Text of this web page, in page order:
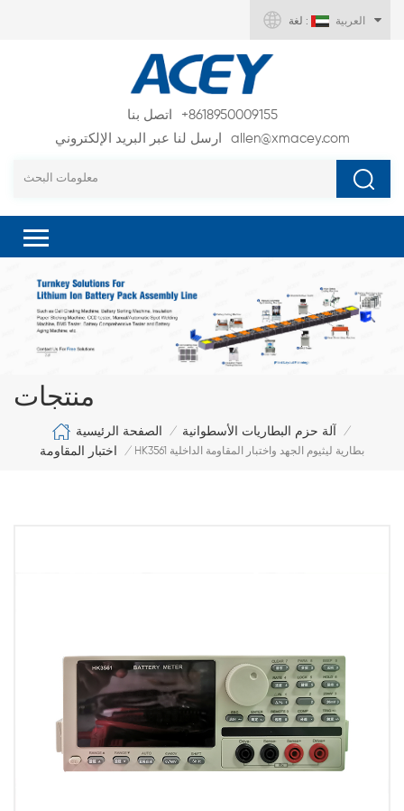
لغة : العربية
اتصل بنا
+8618950009155
ارسل لنا عبر البريد الإلكتروني
allen@xmacey.com
منتجات
الصفحة الرئيسية / آلة حزم البطاريات الأسطوانية /
اختبار المقاومة / HK3561 بطارية ليثيوم الجهد واختبار المقاومة الداخلية